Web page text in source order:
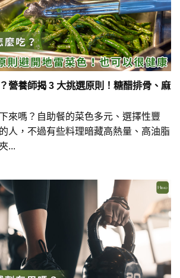
營養師揭 3 大挑選原則！糖醋排骨、麻
來嗎？自助餐的菜色多元、選擇性豐
人，不過有些料理暗藏高熱量、高油脂
...